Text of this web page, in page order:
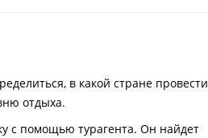
в какой стране провести
отдыха.
с помощью турагента. Он найдет